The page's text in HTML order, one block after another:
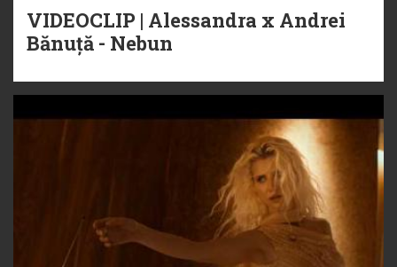
VIDEOCLIP | Alessandra x Andrei
Bănuță - Nebun